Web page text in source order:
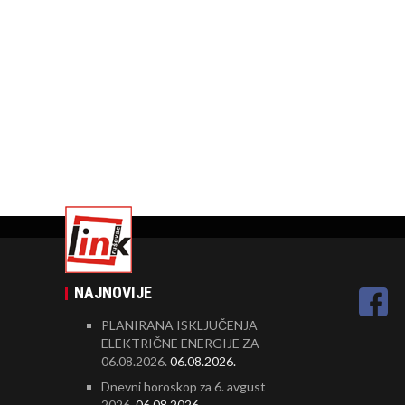
NAJNOVIJE
PLANIRANA ISKLJUČENJA
ELEKTRIČNE ENERGIJE ZA
06.08.2026. 06.08.2026.
Dnevni horoskop za 6. avgust